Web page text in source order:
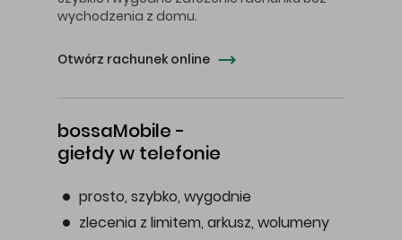
wychodzenia z domu.
Otwórz rachunek online
bossaMobile -
giełdy w telefonie
prosto, szybko, wygodnie
zlecenia z limitem, arkusz, wolumeny